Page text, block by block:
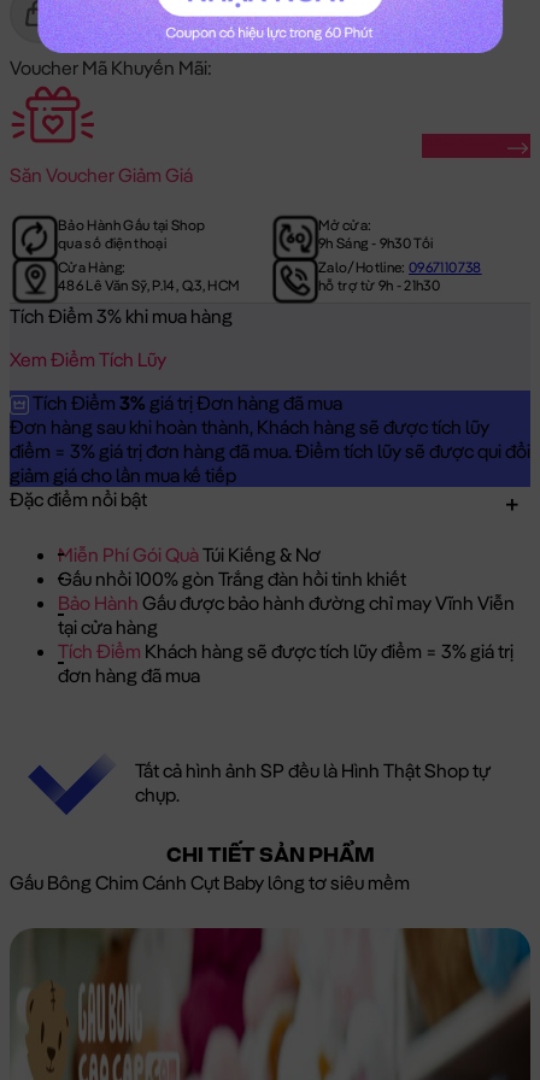
Gửi Tặng Mua Ngay
Voucher Mã Khuyến Mãi:
Săn Voucher Giảm Giá
Bảo Hành Gấu tại Shop
qua số điện thoại
Mở cửa:
9h Sáng - 9h30 Tối
Cửa Hàng:
486 Lê Văn Sỹ, P.14, Q.3, HCM
Zalo/Hotline:0967110738
hỗ trợ từ 9h - 21h30
Tích Điểm 3% khi mua hàng
Xem Điểm Tích Lũy
Tích Điểm 3% giá trị Đơn hàng đã mua
Đơn hàng sau khi hoàn thành, Khách hàng sẽ được tích lũy
điểm = 3% giá trị đơn hàng đã mua. Điểm tích lũy sẽ được qui đổi
giảm giá cho lần mua kế tiếp
Đặc điểm nổi bật
Miễn Phí Gói QuàTúi Kiếng & Nơ
Gấu nhồi 100% gòn Trắng đàn hồi tinh khiết
Bảo Hành Gấu được bảo hành đường chỉ may Vĩnh Viễn
tại cửa hàng
Tích Điểm Khách hàng sẽ được tích lũy điểm = 3% giá trị
đơn hàng đã mua
Tất cả hình ảnh SP đều là Hình Thật Shop tự
chụp.
CHI TIẾT SẢN PHẨM
Gấu Bông Chim Cánh Cụt Baby lông tơ siêu mềm